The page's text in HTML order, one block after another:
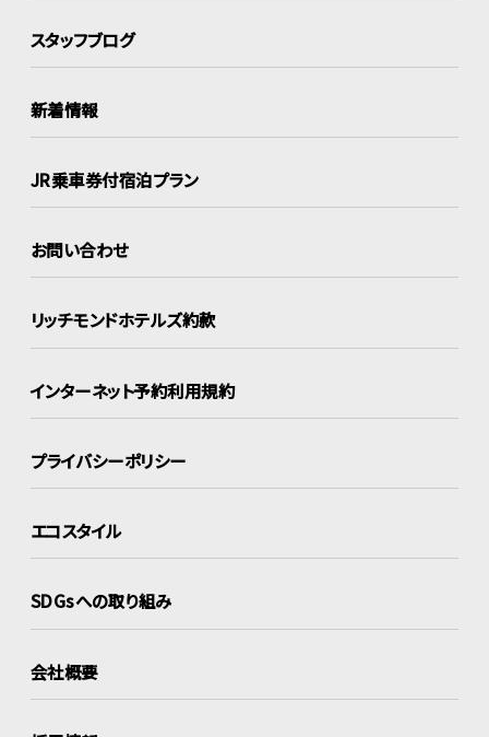
スタッフブログ
新着情報
JR乗車券付宿泊プラン
お問い合わせ
リッチモンドホテルズ約款
インターネット予約利用規約
プライバシーポリシー
エコスタイル
SDGsへの取り組み
会社概要